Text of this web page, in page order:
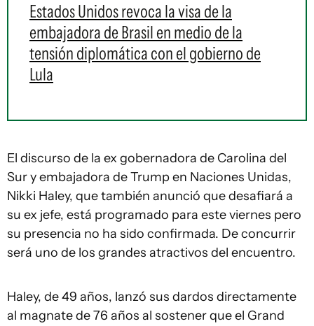
Estados Unidos revoca la visa de la
embajadora de Brasil en medio de la
tensión diplomática con el gobierno de
Lula
El discurso de la ex gobernadora de Carolina del
Sur y embajadora de Trump en Naciones Unidas,
Nikki Haley, que también anunció que desafiará a
su ex jefe, está programado para este viernes pero
su presencia no ha sido confirmada. De concurrir
será uno de los grandes atractivos del encuentro.
Haley, de 49 años, lanzó sus dardos directamente
al magnate de 76 años al sostener que el Grand